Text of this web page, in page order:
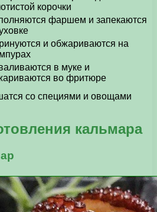
корочки
фаршем и запекаются
и обжариваются на
в муке и
во фритюре
со специями и овощами
кальмара